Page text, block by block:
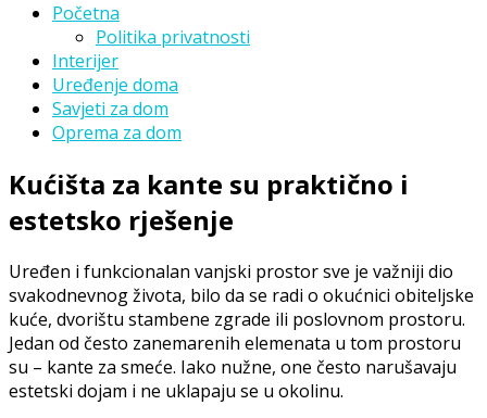
Početna
Politika privatnosti
Interijer
Uređenje doma
Savjeti za dom
Oprema za dom
Kućišta za kante su praktično i
estetsko rješenje
Uređen i funkcionalan vanjski prostor sve je važniji dio
svakodnevnog života, bilo da se radi o okućnici obiteljske
kuće, dvorištu stambene zgrade ili poslovnom prostoru.
Jedan od često zanemarenih elemenata u tom prostoru
su – kante za smeće. Iako nužne, one često narušavaju
estetski dojam i ne uklapaju se u okolinu.